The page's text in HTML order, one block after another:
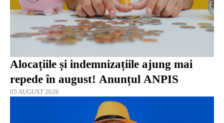
Alocațiile și indemnizațiile ajung mai
repede în august! Anunțul ANPIS
05 AUGUST 2026